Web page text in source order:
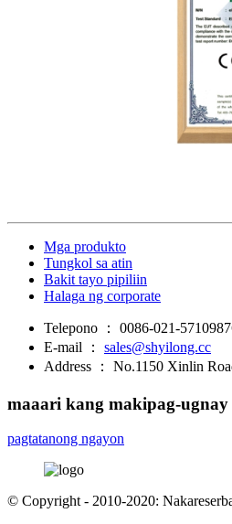
Mga produkto
Tungkol sa atin
Bakit tayo pipiliin
Halaga ng corporate
Telepono ：
0086-021-
E-mail ：
sales@shyilong.cc
Address ：
No.1150 Xinlin
maaari kang makipag-ugnay
pagtatanong ngayon
© Copyright - 2010-2020: